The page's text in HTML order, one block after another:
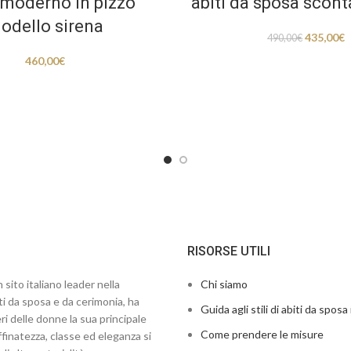
sirena
460,00€
490,00€ 435,00€
sito italiano leader nella
da sposa e da cerimonia, ha
delle donne la sua principale
classe ed eleganza si
RISORSE UTILI
Chi siamo
Guida agli stili di abiti da sposa
Come prendere le misure